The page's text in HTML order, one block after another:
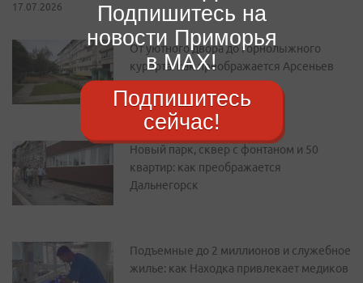
17.07.2026
От уютного двора до горнолыжного
курорта: как преображается Арсеньев
Новый парк, сквер с фонтаном и 50
квартир: как преображается
Дальнегорск
Подъемные до 2 миллионов и служебное
жилье: как Находка привлекает медиков
Подпишитесь на
новости Приморья
в MAX!
Подпишитесь
сейчас!